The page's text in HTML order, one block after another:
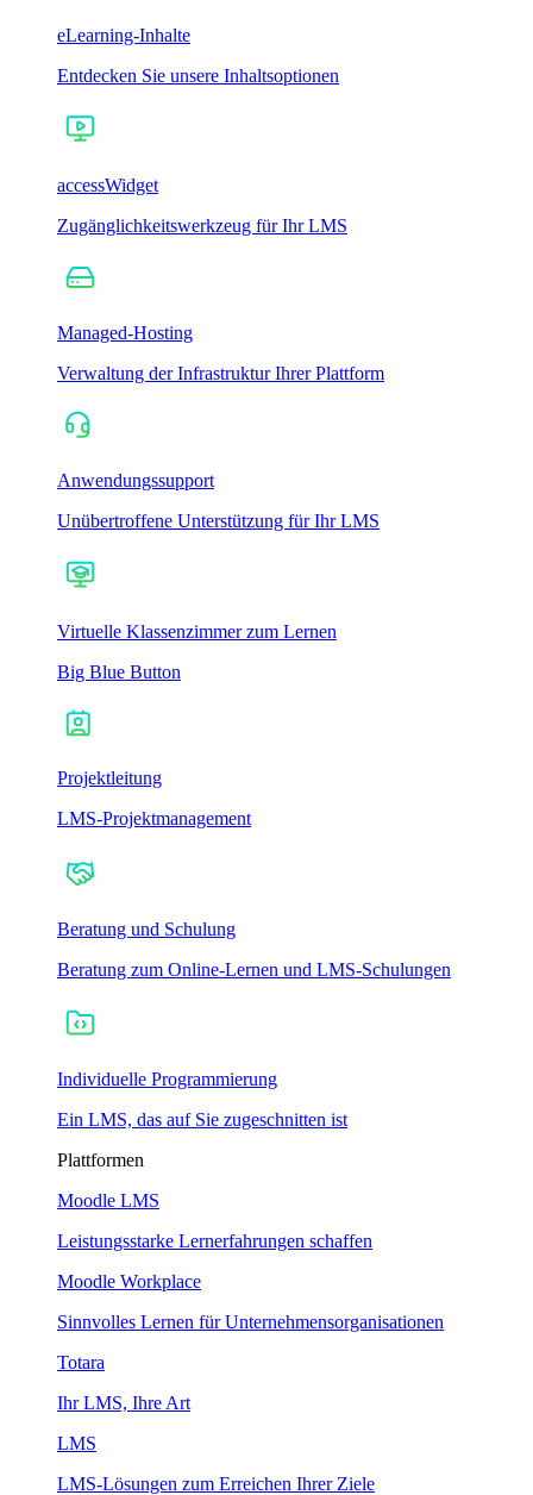
eLearning-Inhalte
Entdecken Sie unsere Inhaltsoptionen
accessWidget
Zugänglichkeitswerkzeug für Ihr LMS
Managed-Hosting
Verwaltung der Infrastruktur Ihrer Plattform
Anwendungssupport
Unübertroffene Unterstützung für Ihr LMS
Virtuelle Klassenzimmer zum Lernen
Big Blue Button
Projektleitung
LMS-Projektmanagement
Beratung und Schulung
Beratung zum Online-Lernen und LMS-Schulungen
Individuelle Programmierung
Ein LMS, das auf Sie zugeschnitten ist
Plattformen
Moodle LMS
Leistungsstarke Lernerfahrungen schaffen
Moodle Workplace
Sinnvolles Lernen für Unternehmensorganisationen
Totara
Ihr LMS, Ihre Art
LMS
LMS-Lösungen zum Erreichen Ihrer Ziele